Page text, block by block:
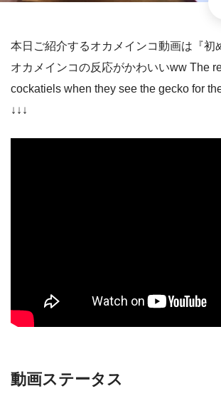
本日ご紹介するオカメインコ動画は『初
オカメインコの反応がかわいいww The
cockatiels when they see the gecko for
↓↓↓
動画ステータス